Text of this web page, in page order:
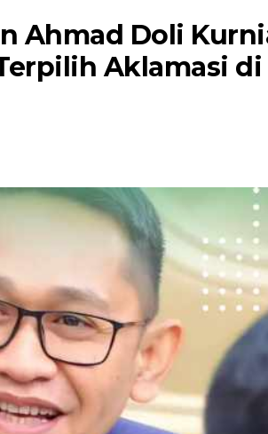
Ahmad Doli
Aklamasi di